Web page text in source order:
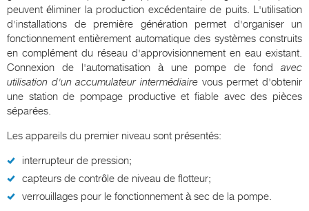
peuvent éliminer la production excédentaire de puits. L'utilisation
d'installations de première génération permet d'organiser un
fonctionnement entièrement automatique des systèmes construits
en complément du réseau d'approvisionnement en eau existant.
Connexion de l'automatisation à une pompe de fond avec
utilisation d'un accumulateur intermédiaire vous permet d'obtenir
une station de pompage productive et fiable avec des pièces
séparées.
Les appareils du premier niveau sont présentés:
interrupteur de pression;
capteurs de contrôle de niveau de flotteur;
verrouillages pour le fonctionnement à sec de la pompe.